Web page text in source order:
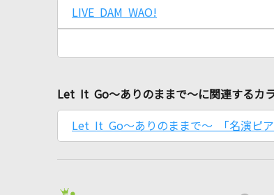
LIVE DAM WAO!
Let It Go～ありのままで～に関連するカ
Let It Go～ありのままで～ 「名演ピ